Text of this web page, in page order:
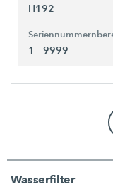
H192
1 - 9999
Wasserfilter